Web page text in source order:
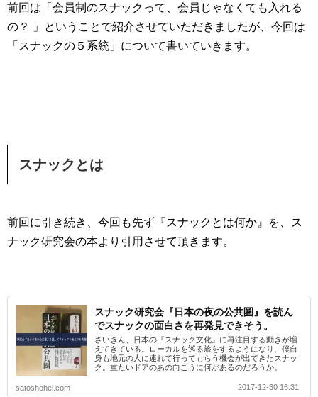
前回は「会員制のスナックって、会員じゃなくても入れる
の？ 」ということで紹介させていただきましたが、今回は
「スナックの５系統」について書いていきます。
スナックとは
前回に引き続き、今回も先ず『スナックとは何か』を、ス
ナック研究会の本より引用させて頂きます。
スナック研究会『日本の夜の公共圏』を読ん
でスナックの面白さを再発見できそう。
さいきん、日本の『スナック文化』に再注目する動きが増
えてきている。ローカルを巡る旅をするようになり、僕自
身も地元の人に連れて行ってもらう機会が出てきたスナッ
ク。重たいドアのあの向こうに何があるのだろうか。
satoshohei.com 2017-12-30 16:31